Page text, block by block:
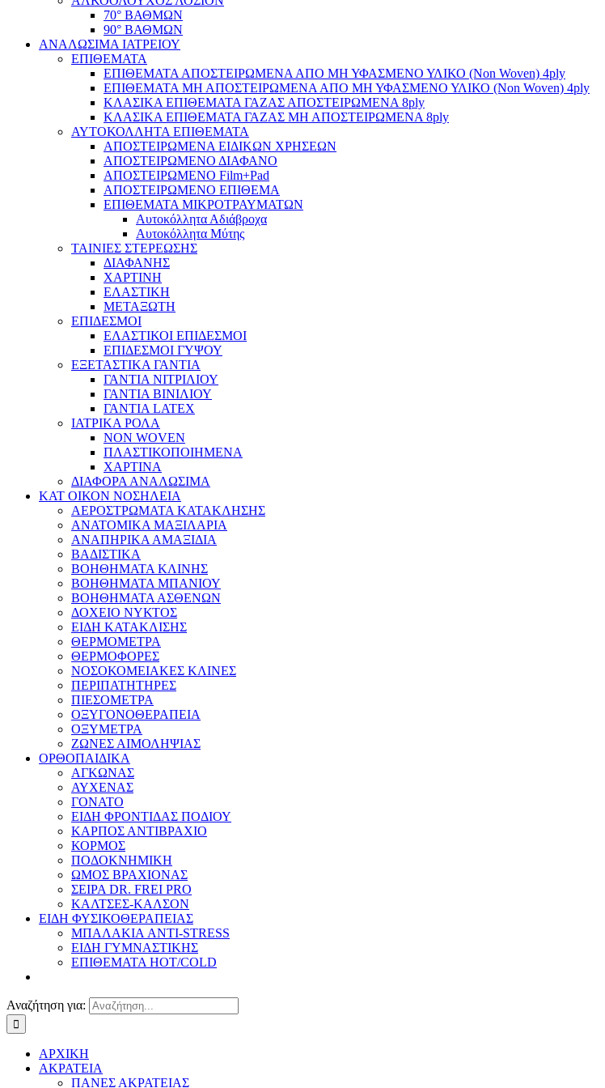
70° ΒΑΘΜΩΝ
90° ΒΑΘΜΩΝ
ΑΝΑΛΩΣΙΜΑ ΙΑΤΡΕΙΟΥ
ΕΠΙΘΕΜΑΤΑ
ΕΠΙΘΕΜΑΤΑ ΑΠΟΣΤΕΙΡΩΜΕΝΑ ΑΠΟ ΜΗ ΥΦΑΣΜΕΝΟ ΥΛΙΚΟ (Non Woven) 4ply
ΕΠΙΘΕΜΑΤΑ ΜΗ ΑΠΟΣΤΕΙΡΩΜΕΝΑ ΑΠΟ ΜΗ ΥΦΑΣΜΕΝΟ ΥΛΙΚΟ (Non Woven) 4ply
ΚΛΑΣΙΚΑ ΕΠΙΘΕΜΑΤΑ ΓΑΖΑΣ ΑΠΟΣΤΕΙΡΩΜΕΝΑ 8ply
ΚΛΑΣΙΚΑ ΕΠΙΘΕΜΑΤΑ ΓΑΖΑΣ ΜΗ ΑΠΟΣΤΕΙΡΩΜΕΝΑ 8ply
ΑΥΤΟΚΟΛΛΗΤΑ ΕΠΙΘΕΜΑΤΑ
ΑΠΟΣΤΕΙΡΩΜΕΝΑ ΕΙΔΙΚΩΝ ΧΡΗΣΕΩΝ
ΑΠΟΣΤΕΙΡΩΜΕΝΟ ΔΙΑΦΑΝΟ
ΑΠΟΣΤΕΙΡΩΜΕΝΟ Film+Pad
ΑΠΟΣΤΕΙΡΩΜΕΝΟ ΕΠΙΘΕΜΑ
ΕΠΙΘΕΜΑΤΑ ΜΙΚΡΟΤΡΑΥΜΑΤΩΝ
Αυτοκόλλητα Αδιάβροχα
Αυτοκόλλητα Μύτης
ΤΑΙΝΙΕΣ ΣΤΕΡΕΩΣΗΣ
ΔΙΑΦΑΝΗΣ
ΧΑΡΤΙΝΗ
ΕΛΑΣΤΙΚΗ
ΜΕΤΑΞΩΤΗ
ΕΠΙΔΕΣΜΟΙ
ΕΛΑΣΤΙΚΟΙ ΕΠΙΔΕΣΜΟΙ
ΕΠΙΔΕΣΜΟΙ ΓΥΨΟΥ
ΕΞΕΤΑΣΤΙΚΑ ΓΑΝΤΙΑ
ΓΑΝΤΙΑ ΝΙΤΡΙΛΙΟΥ
ΓΑΝΤΙΑ ΒΙΝΙΛΙΟΥ
ΓΑΝΤΙΑ LATEX
ΙΑΤΡΙΚΑ ΡΟΛΑ
NON WOVEN
ΠΛΑΣΤΙΚΟΠΟΙΗΜΕΝΑ
ΧΑΡΤΙΝΑ
ΔΙΑΦΟΡΑ ΑΝΑΛΩΣΙΜΑ
ΚΑΤ ΟΙΚΟΝ ΝΟΣΗΛΕΙΑ
ΑΕΡΟΣΤΡΩΜΑΤΑ ΚΑΤΑΚΛΗΣΗΣ
ΑΝΑΤΟΜΙΚΑ ΜΑΞΙΛΑΡΙΑ
ΑΝΑΠΗΡΙΚΑ ΑΜΑΞΙΔΙΑ
ΒΑΔΙΣΤΙΚΑ
ΒΟΗΘΗΜΑΤΑ ΚΛΙΝΗΣ
ΒΟΗΘΗΜΑΤΑ ΜΠΑΝΙΟΥ
ΒΟΗΘΗΜΑΤΑ ΑΣΘΕΝΩΝ
ΔΟΧΕΙΟ ΝΥΚΤΟΣ
ΕΙΔΗ ΚΑΤΑΚΛΙΣΗΣ
ΘΕΡΜΟΜΕΤΡΑ
ΘΕΡΜΟΦΟΡΕΣ
ΝΟΣΟΚΟΜΕΙΑΚΕΣ ΚΛΙΝΕΣ
ΠΕΡΙΠΑΤΗΤΗΡΕΣ
ΠΙΕΣΟΜΕΤΡΑ
ΟΞΥΓΟΝΟΘΕΡΑΠΕΙΑ
ΟΞΥΜΕΤΡΑ
ΖΩΝΕΣ ΑΙΜΟΛΗΨΙΑΣ
ΟΡΘΟΠΑΙΔΙΚΑ
ΑΓΚΩΝΑΣ
ΑΥΧΕΝΑΣ
ΓΟΝΑΤΟ
ΕΙΔΗ ΦΡΟΝΤΙΔΑΣ ΠΟΔΙΟΥ
ΚΑΡΠΟΣ ΑΝΤΙΒΡΑΧΙΟ
ΚΟΡΜΟΣ
ΠΟΔΟΚΝΗΜΙΚΗ
ΩΜΟΣ ΒΡΑΧΙΟΝΑΣ
ΣΕΙΡΑ DR. FREI PRO
ΚΑΛΤΣΕΣ-ΚΑΛΣΟΝ
ΕΙΔΗ ΦΥΣΙΚΟΘΕΡΑΠΕΙΑΣ
ΜΠΑΛΑΚΙΑ ANTI-STRESS
ΕΙΔΗ ΓΥΜΝΑΣΤΙΚΗΣ
ΕΠΙΘΕΜΑΤΑ HOT/COLD
Αναζήτηση για:
ΑΡΧΙΚΗ
ΑΚΡΑΤΕΙΑ
ΠΑΝΕΣ ΑΚΡΑΤΕΙΑΣ